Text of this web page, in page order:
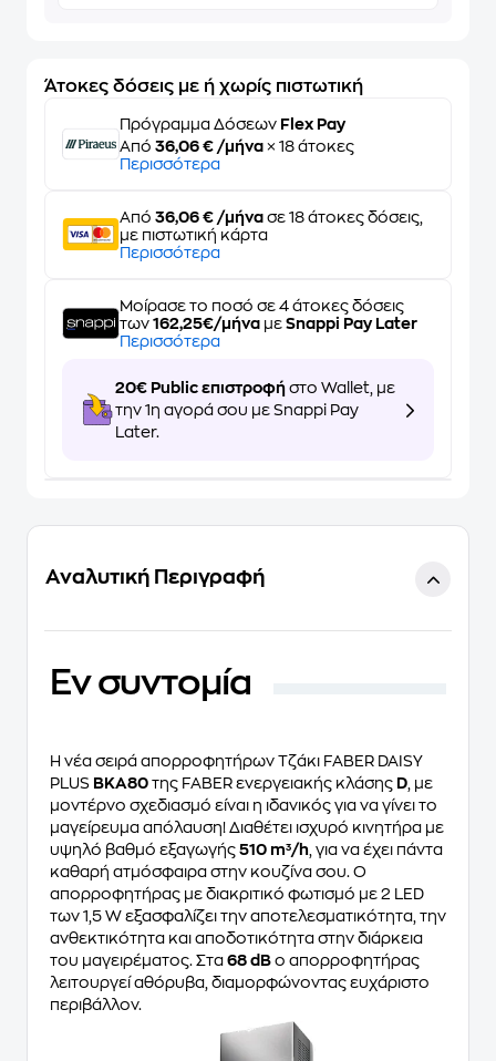
Άτοκες δόσεις με ή χωρίς πιστωτική
Πρόγραμμα Δόσεων Flex Pay
Από 36,06 € /μήνα × 18 άτοκες
Περισσότερα
Από 36,06 € /μήνα σε 18 άτοκες δόσεις,
με πιστωτική κάρτα
Περισσότερα
Μοίρασε το ποσό σε 4 άτοκες δόσεις
των 162,25€/μήνα με Snappi Pay Later
Περισσότερα
20€ Public επιστροφή στο Wallet, με
την 1η αγορά σου με Snappi Pay
Later.
Αναλυτική Περιγραφή
Eν συντομία
Η νέα σειρά απορροφητήρων Τζάκι FABER DAISY
PLUS BKA80 της FABER ενεργειακής κλάσης D , με
μοντέρνο σχεδιασμό είναι η ιδανικός για να γίνει το
μαγείρευμα απόλαυση! Διαθέτει ισχυρό κινητήρα με
υψηλό βαθμό εξαγωγής 510 m³/h , για να έχει πάντα
καθαρή ατμόσφαιρα στην κουζίνα σου. Ο
απορροφητήρας με διακριτικό φωτισμό με 2 LED
των 1,5 W εξασφαλίζει την αποτελεσματικότητα, την
ανθεκτικότητα και αποδοτικότητα στην διάρκεια
του μαγειρέματος. Στα 68 dB ο απορροφητήρας
λειτουργεί αθόρυβα, διαμορφώνοντας ευχάριστο
περιβάλλον.